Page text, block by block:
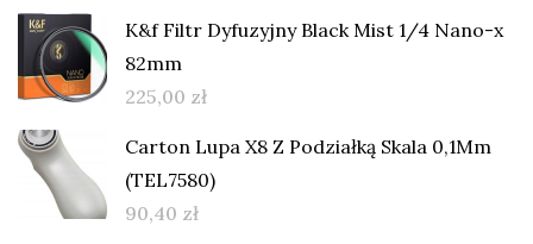
K&f Filtr Dyfuzyjny Black Mist 1/4 Nano-x
82mm
225,00 zł
Carton Lupa X8 Z Podziałką Skala 0,1Mm
(TEL7580)
90,40 zł